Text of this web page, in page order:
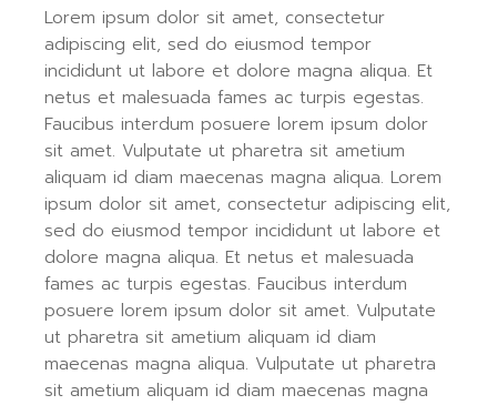
Lorem ipsum dolor sit amet, consectetur
adipiscing elit, sed do eiusmod tempor
incididunt ut labore et dolore magna aliqua. Et
netus et malesuada fames ac turpis egestas.
Faucibus interdum posuere lorem ipsum dolor
sit amet. Vulputate ut pharetra sit ametium
aliquam id diam maecenas magna aliqua. Lorem
ipsum dolor sit amet, consectetur adipiscing elit,
sed do eiusmod tempor incididunt ut labore et
dolore magna aliqua. Et netus et malesuada
fames ac turpis egestas. Faucibus interdum
posuere lorem ipsum dolor sit amet. Vulputate
ut pharetra sit ametium aliquam id diam
maecenas magna aliqua. Vulputate ut pharetra
sit ametium aliquam id diam maecenas magna